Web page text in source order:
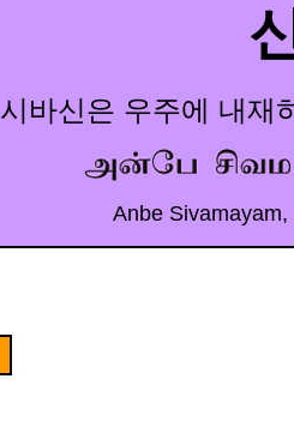
시바신은 우주에 내재
Anbe